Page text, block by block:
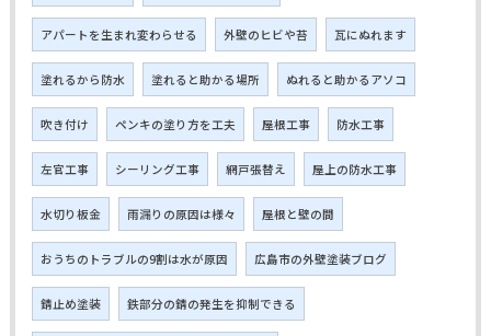
アパートを生まれ変わらせる 外壁のヒビや苔 瓦にぬれます
塗れるから防水 塗れると助かる場所 ぬれると助かるアソコ
吹き付け ペンキの塗り方を工夫 屋根工事 防水工事
左官工事 シーリング工事 網戸張替え 屋上の防水工事
水切り板金 雨漏りの原因は様々 屋根と壁の間
おうちのトラブルの9割は水が原因 広島市の外壁塗装ブログ
錆止め塗装 鉄部分の錆の発生を抑制できる